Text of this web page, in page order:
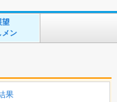
望
メン
果